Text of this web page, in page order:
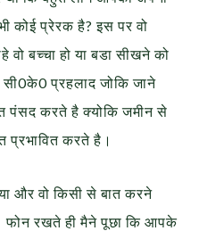
कोई प्रेरक है? इस पर वो
वो बच्चा हो या बडा सीखने को
प्रहलाद जोकि जाने
पंसद करते है क्योकि जमीन से
करते है।
और वो किसी से बात करने
फोन रखते ही मैने पूछा कि आपके